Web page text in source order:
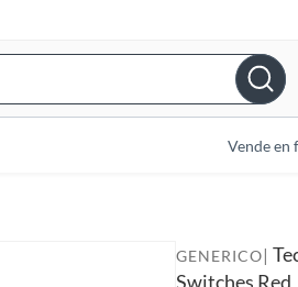
e
Vende en
GENERICO|
Switches Red